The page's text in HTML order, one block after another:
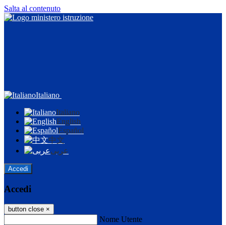
Salta al contenuto
Italiano
Italiano
English
Español
中文
عربى
Accedi
Accedi
button close ×
Nome Utente